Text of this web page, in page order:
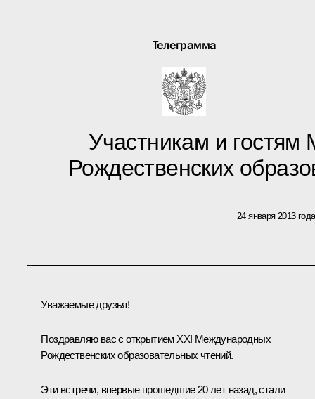
Телеграмма
Участникам и
Рождественских
24 января 2013 года
Уважаемые друзья!
Поздравляю вас с открытием XXI Международных
Рождественских образовательных чтений.
Эти встречи, впервые прошедшие 20 лет назад, стали